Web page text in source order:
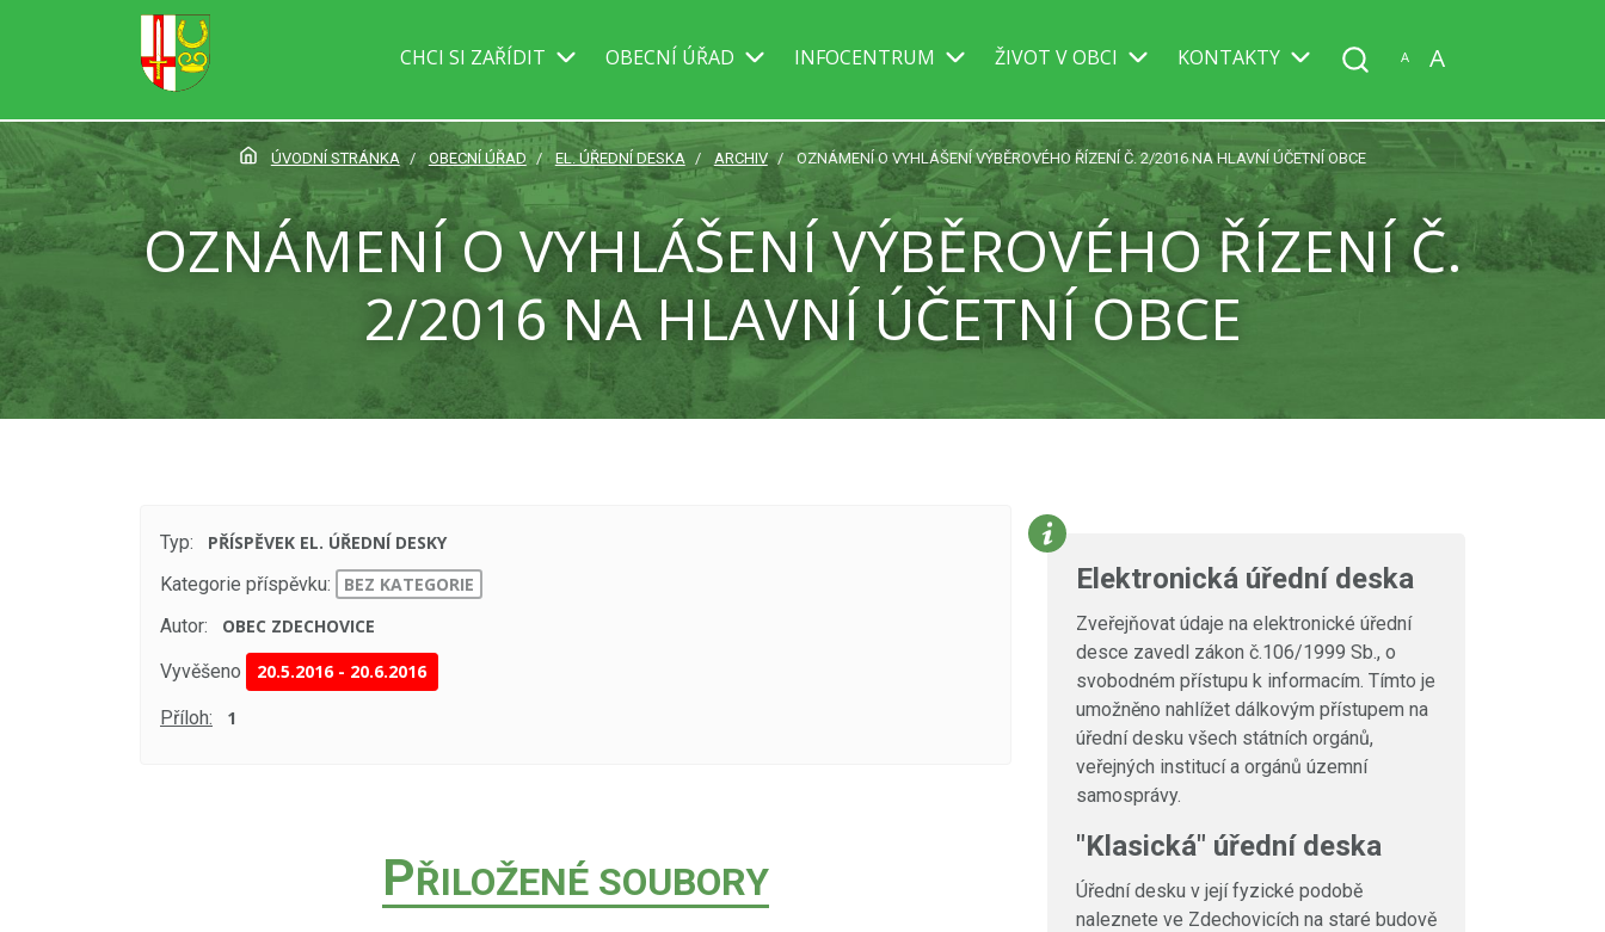
CHCI SI ZAŘÍDIT OBECNÍ ÚŘAD INFOCENTRUM ŽIVOT V OBCI KONTAKTY A A
ÚVODNÍ STRÁNKA OBECNÍ ÚŘAD EL. ÚŘEDNÍ DESKA ARCHIV OZNÁMENÍ O VYHLÁŠENÍ VÝBĚROVÉHO ŘÍZENÍ Č. 2/2016 NA HLAVNÍ ÚČETNÍ OBCE
OZNÁMENÍ O VYHLÁŠENÍ VÝBĚROVÉHO ŘÍZENÍ Č.
2/2016 NA HLAVNÍ ÚČETNÍ OBCE
Typ:
PŘÍSPĚVEK EL. ÚŘEDNÍ DESKY
Kategorie příspěvku:
BEZ KATEGORIE
Autor:
OBEC ZDECHOVICE
Vyvěšeno 20.5.2016- 20.6.2016
Příloh: 1
PŘILOŽENÉ SOUBORY
Elektronická úřední deska
Zveřejňovat údaje na elektronické úřední
desce zavedl zákon č.106/1999 Sb., o
svobodném přístupu k informacím. Tímto je
umožněno nahlížet dálkovým přístupem na
úřední desku všech státních orgánů,
veřejných institucí a orgánů územní
samosprávy.
"Klasická" úřední deska
Úřední desku v její fyzické podobě
naleznete ve Zdechovicích na staré budově